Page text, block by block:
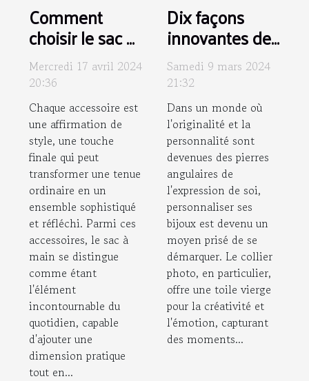
Comment
choisir le sac à
main parfait
pour chaque
occasion
Mercredi 17 avril 2024
20:36
Chaque accessoire est
une affirmation de
style, une touche
finale qui peut
transformer une tenue
ordinaire en un
ensemble sophistiqué
et réfléchi. Parmi ces
accessoires, le sac à
main se distingue
comme étant
l'élément
incontournable du
quotidien, capable
d'ajouter une
dimension pratique
tout en...
Dix façons
innovantes de
personnaliser
votre collier
photo
Samedi 9 mars 2024
21:32
Dans un monde où
l'originalité et la
personnalité sont
devenues des pierres
angulaires de
l'expression de soi,
personnaliser ses
bijoux est devenu un
moyen prisé de se
démarquer. Le collier
photo, en particulier,
offre une toile vierge
pour la créativité et
l'émotion, capturant
des moments...